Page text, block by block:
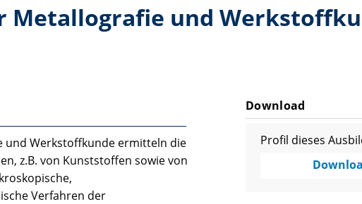
Metallografie und
und Werkstoffkunde ermitteln die
z.B. von Kunststoffen sowie von
Verfahren der
Download
Profil dieses